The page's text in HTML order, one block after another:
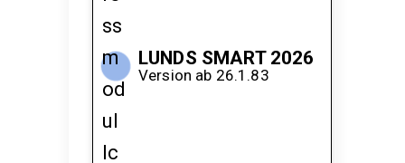
LUNDS SMART 2026
Version ab 26.1.83